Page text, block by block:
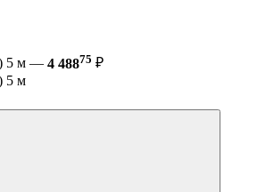
5 м — 4 48875 ₽
5 м